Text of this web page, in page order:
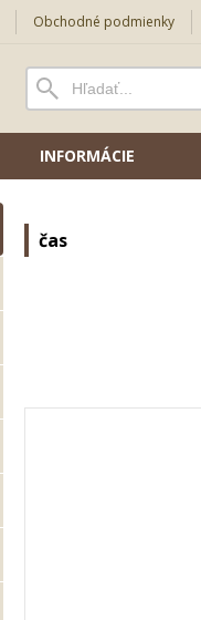
Obchodné podmienky
INFORMÁCIE
čas